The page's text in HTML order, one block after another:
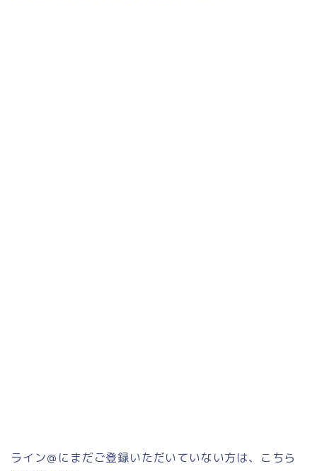
ライン＠にまだご登録いただいていない方は、こちら